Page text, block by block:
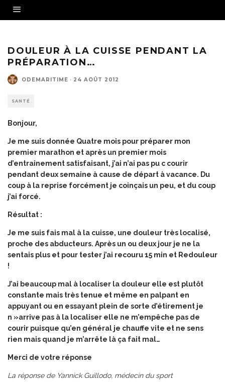
DOULEUR À LA CUISSE PENDANT LA
PRÉPARATION…
ODEMARITIME · 24 AOÛT 2012
SANTÉ
Bonjour,
Je me suis donnée Quatre mois pour préparer mon
premier marathon et après un premier mois
d’entrainement satisfaisant, j’ai n’ai pas pu c courir
pendant deux semaine à cause de départ à vacance. Du
coup à la reprise forcément je coinçais un peu, et du coup
j’ai forcé.
Résultat :
Je me suis fais mal à la cuisse, une douleur très localisé,
proche des abducteurs. Après un ou deux jour je ne la
sentais plus et pour tester j’ai recouru 15 min et Redouleur
!
J’ai beaucoup mal à localiser la douleur elle est plutôt
constante mais très tenue et même en palpant en
appuyant ou en essayant plein de sorte d’étirement je
n »arrive pas à la localiser elle ne m’empêche pas de
courir puisque qu’en général je chauffe vite et ne sens
rien mais quand je m’arrête là ça fait mal…
Merci de votre réponse
La réponse de Yannick Guillodo, médecin du sport